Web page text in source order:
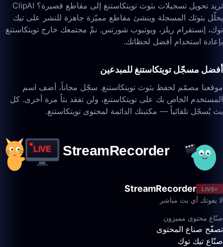
تريد تحويل تسجيلات بثوث تويتكاستنغ إلى مقاطع قصيرة؟ ClipAI
يحلّل بثوثك المسجلة وينشئ مقاطع مميّزة جاهزة للنشر على تيك
توك، إنستقرام ريلز، ويوتيوب شورتس. نمِّ مجتمعك خارج تويتكاستنغ
بإعادة استخدام أفضل لحظاتك.
أفضل مسجّل تويتكاستنغ للمبدعين
موقعنا مصمّم لحفظ بثوث تويتكاستنغ. سجّل مجاناً، أضف اسم
المستخدم الخاص بك على تويتكاستنغ، ولن تفقد بثاً مرة أخرى. كل
بث يُسجّل تلقائياً — مكتبتك الدائمة لمحتوى تويتكاستنغ.
LIVE
StreamRecorder
لا يفوتك أي بث مباشر
صنّاع محتوى مميزون
تصفّح صناع المحتوى
صنّاع تيك توك